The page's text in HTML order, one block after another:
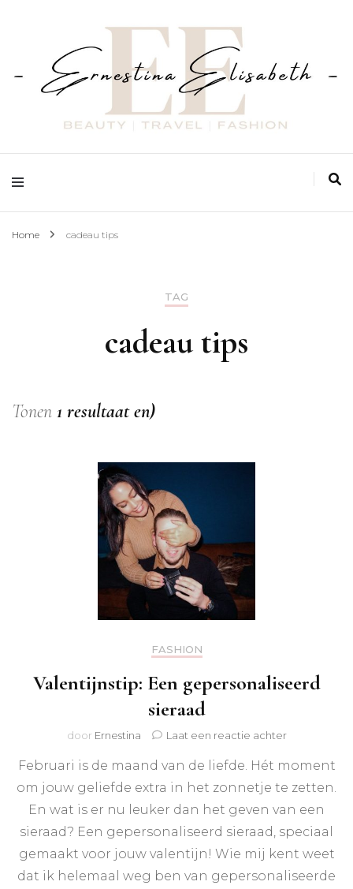
Ernestina Elisabeth
Home cadeau tips
TAG
cadeau tips
Tonen 1 resultaat en)
FASHION
Valentijnstip: Een gepersonaliseerd
sieraad
door Ernestina Laat een reactie achterop
Een
Februari is de maand van de liefde. Hét moment
om jouw geliefde extra in het zonnetje te zetten.
En wat is er nu leuker dan het geven van een
sieraad? Een gepersonaliseerd sieraad, speciaal
gemaakt voor jouw valentijn! Wie mij kent weet
dat ik helemaal weg ben van gepersonaliseerde